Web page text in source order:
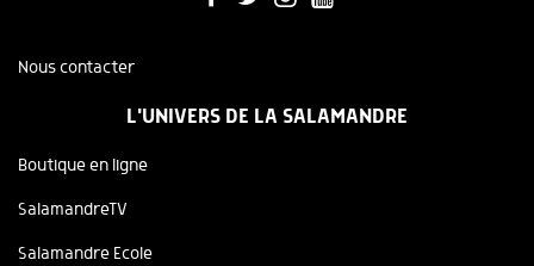
Nous contacter
L'UNIVERS DE LA SALAMANDRE
Boutique en ligne
SalamandreTV
Salamandre Ecole